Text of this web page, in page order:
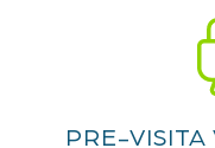
PRE-VISITA